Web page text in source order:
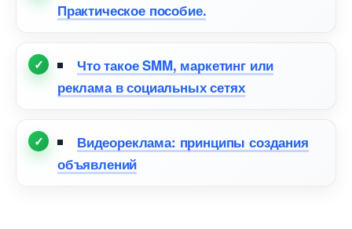
Практическое пособие.
Что такое SMM, маркетинг или
реклама в социальных сетях
идеореклама: принципы создания
объявлений